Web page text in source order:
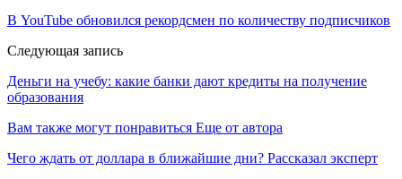
В YouTube обновился рекордсмен по количеству подписчиков
Следующая запись
Деньги на учебу: какие банки дают кредиты на получение
образования
Вам также могут понравиться Еще от автора
Чего ждать от доллара в ближайшие дни? Рассказал эксперт